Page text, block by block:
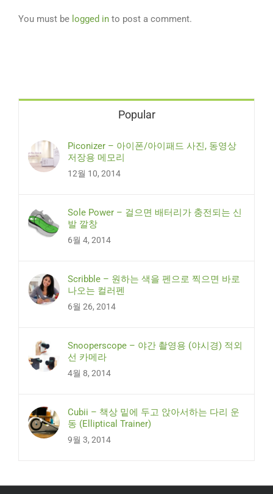
You must be logged in to post a comment.
Popular
Piconizer – 아이폰/아이패드 사진, 동영상
저장용 메모리
12월 10, 2014
Sole Power – 걸으면 배터리가 충전되는 신
발 깔창
6월 4, 2014
Scribble – 원하는 색을 펜으로 찍으면 바로
나오는 컬러펜
6월 26, 2014
Snooperscope – 야간 촬영용 (야시경) 적외
선 카메라
4월 8, 2014
Cubii – 책상 밑에 두고 앉아서하는 다리 운
동 (Elliptical Trainer)
9월 3, 2014